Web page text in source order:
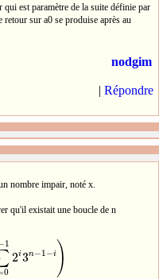
est paramètre de la suite définie par
sur a0 se produise après au
nodgim
| Répondre
nombre impair, noté x.
qu'il existait une boucle de n
0
1
2i3n−1−i )
1 i3n−1− )